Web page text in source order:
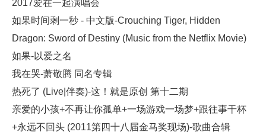
2017爱在一起演唱会
如果时间剩一秒 - 中文版-Crouching Tiger, Hidden
Dragon: Sword of Destiny (Music from the Netflix Movie)
如果-以爱之名
我在哭-萧敬腾 同名专辑
热死了 (Live|伴奏)-这！就是原创 第十二期
亲爱的小孩+不再让你孤单+一场游戏一场梦+跟往事干杯
+永远不回头 (2011第四十八届金马奖现场)-歌曲合辑